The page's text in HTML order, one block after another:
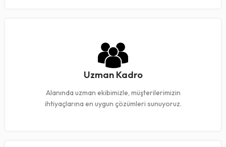
Uzman Kadro
Alanında uzman ekibimizle, müşterilerimizin
ihtiyaçlarına en uygun çözümleri sunuyoruz.